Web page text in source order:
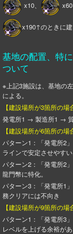
x10、
x60
x190↑のときに
基地の配置、特
ついて
※上記3施設は、基地の
による。
【建設場所が3箇所の場
発電所1 → 製造所1 → 貿
【建設場所が6箇所の場
パターン1：「発電所2
ラインで安定させやすい
パターン2：「発電所2
龍門幣に特化。
パターン3：「発電所1
務クリアには不向き
【建設場所が9箇所の場
パターン1：「発電所3
レベルを上げる余裕があ